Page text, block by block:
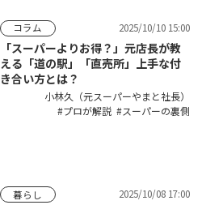
コラム 2025/10/10 15:00
「スーパーよりお得？」元店長が教
える「道の駅」「直売所」上手な付
き合い方とは？
小林久（元スーパーやまと社長）
プロが解説
スーパーの裏側
暮らし 2025/10/08 17:00